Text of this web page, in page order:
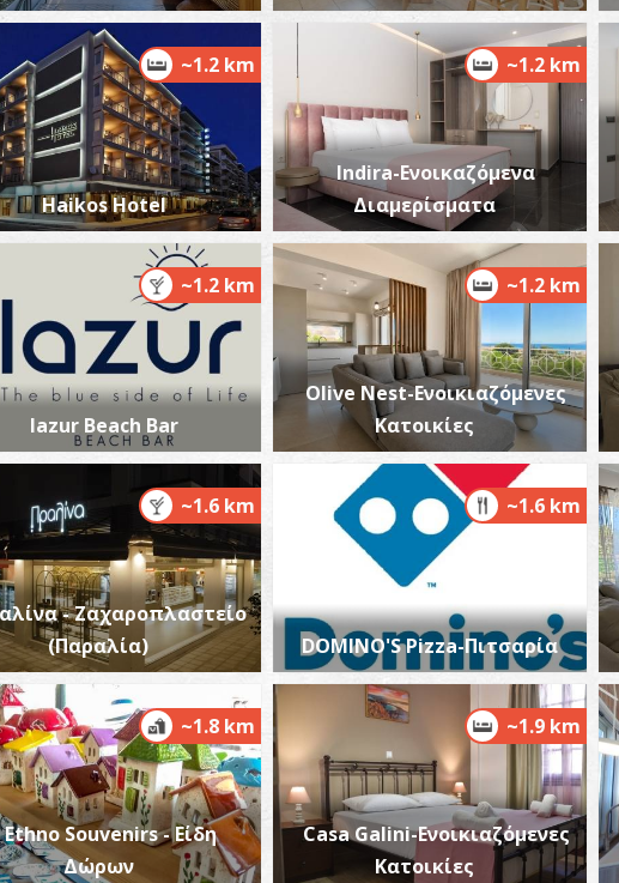
Κορδία
Παραλία
O Πύργος
ΠΥΡΓΟΙ
~1.2 km
Haikos Hotel
~1.2 km
Indira-Ενοικαζόμενα
Διαμερίσματα
~1.2 km
lazur Beach Bar
~1.2 km
Olive Nest-Ενοικιαζόμενες
Κατοικίες
~1.6 km
- Ζαχαροπλαστείο
(Παραλία)
~1.6 km
DOMINO'S Pizza-Πιτσαρία
~1.8 km
Ethno Souvenirs - Είδη
Δώρων
~1.9 km
Casa Galini-Ενοικιαζόμενες
Κατοικίες